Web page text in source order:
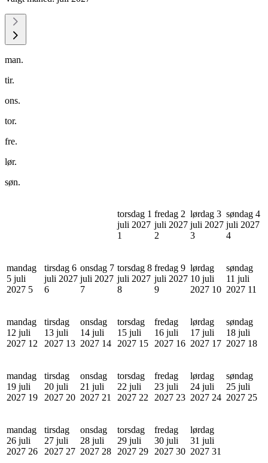
man.
tir.
ons.
tor.
fre.
lør.
søn.
torsdag 1
juli 2027
1
fredag 2
juli 2027
2
lørdag 3
juli 2027
3
søndag 4
juli 2027
4
mandag
5 juli
2027 5
tirsdag 6
juli 2027
6
onsdag 7
juli 2027
7
torsdag 8
juli 2027
8
fredag 9
juli 2027
9
lørdag
10 juli
2027 10
søndag
11 juli
2027 11
mandag
12 juli
2027 12
tirsdag
13 juli
2027 13
onsdag
14 juli
2027 14
torsdag
15 juli
2027 15
fredag
16 juli
2027 16
lørdag
17 juli
2027 17
søndag
18 juli
2027 18
mandag
19 juli
2027 19
tirsdag
20 juli
2027 20
onsdag
21 juli
2027 21
torsdag
22 juli
2027 22
fredag
23 juli
2027 23
lørdag
24 juli
2027 24
søndag
25 juli
2027 25
mandag
26 juli
2027 26
tirsdag
27 juli
2027 27
onsdag
28 juli
2027 28
torsdag
29 juli
2027 29
fredag
30 juli
2027 30
lørdag
31 juli
2027 31